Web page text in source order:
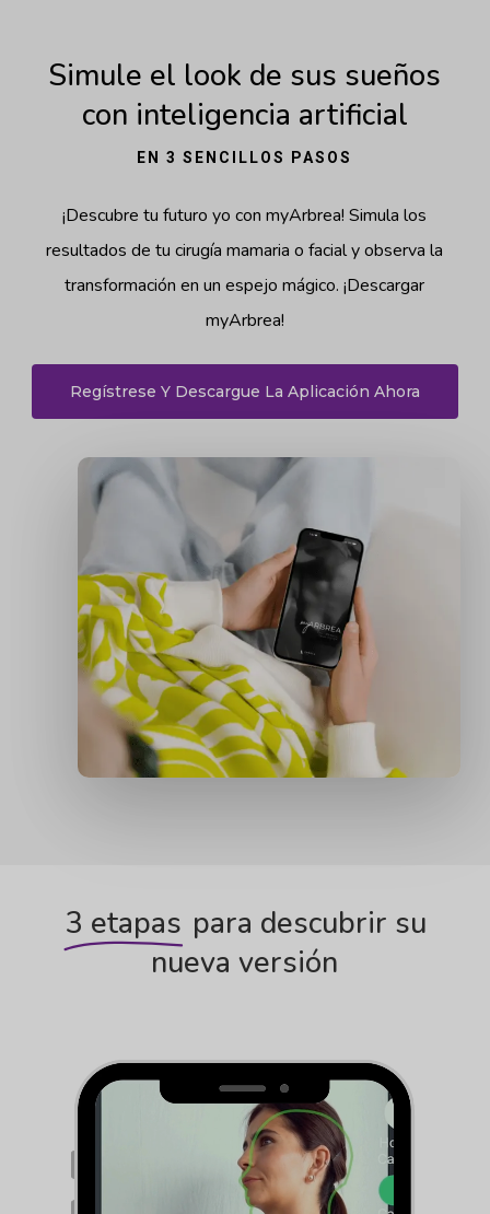
Simule el look de sus sueños
con inteligencia artificial
EN 3 SENCILLOS PASOS
¡Descubre tu futuro yo con myArbrea! Simula los
resultados de tu cirugía mamaria o facial y observa la
transformación en un espejo mágico. ¡Descargar
myArbrea!
Regístrese Y Descargue La Aplicación Ahora
3 etapas para descubrir su
nueva versión